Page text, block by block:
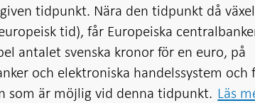
tidpunkt. Nära den tidpunkt då
tid), får Europeiska
antalet svenska kronor för en euro, på
och elektroniska handelssystem och
som är möjlig vid denna tidpunkt. Läs